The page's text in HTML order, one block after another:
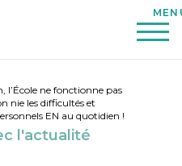
l’École ne fonctionne pas
nie les difficultés et
EN au quotidien !
l'actualité